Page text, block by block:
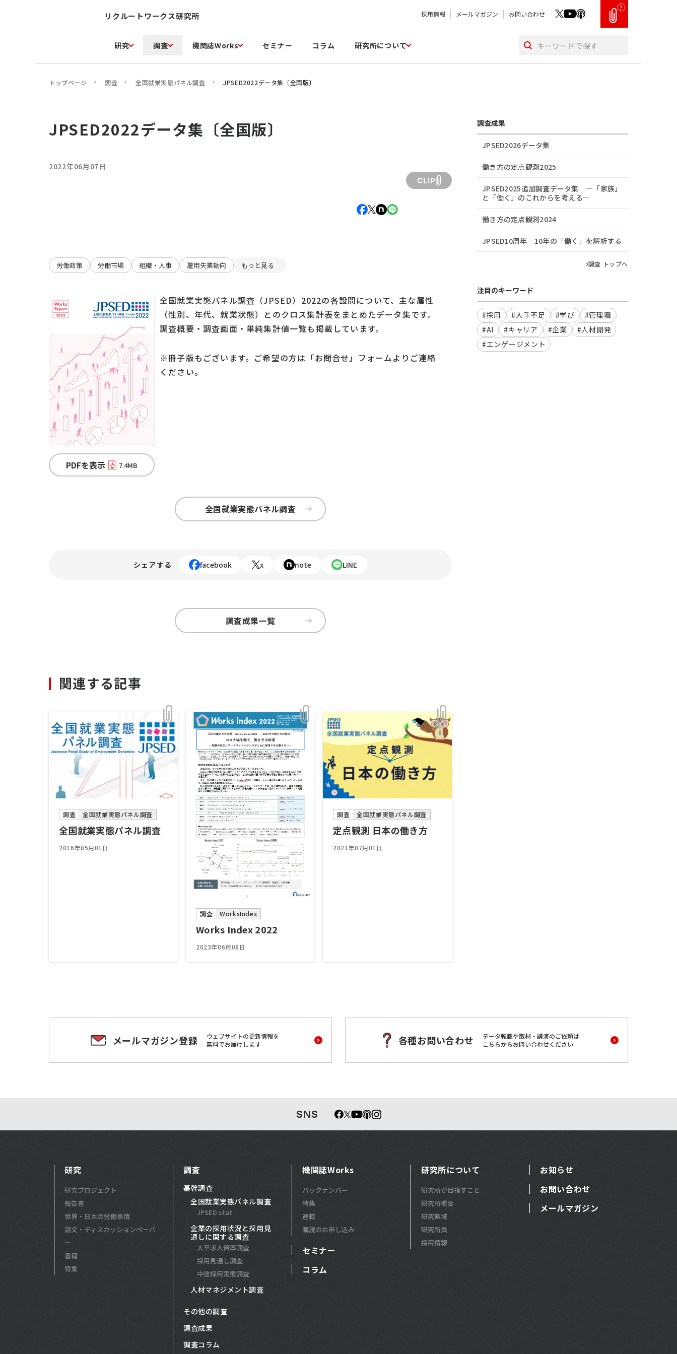
リクルートワークス研究所 採用情報 メールマガジン お問い合わせ
?
研究 調査 機関誌Works セミナー コラム 研究所について
トップページ 調査 全国就業実態パネル調査 JPSED2022データ集〔全国版〕
JPSED2022データ集〔全国版〕
2022年06月07日
CLIP
労働政策 労働市場 組織・人事 雇用失業動向 もっと見る
PDFを表示 7.4MB
全国就業実態パネル調査（JPSED）2022の各設問について、主な属性
（性別、年代、就業状態）とのクロス集計表をまとめたデータ集です。
調査概要・調査画面・単純集計値一覧も掲載しています。
※冊子版もございます。ご希望の方は「お問合せ」フォームよりご連絡
ください。
全国就業実態パネル調査
シェアする facebook x note LINE
調査成果一覧
関連する記事
調査 全国就業実態パネル調査
全国就業実態パネル調査
2016年05月01日
調査 WorksIndex
Works Index 2022
2023年06月08日
調査 全国就業実態パネル調査
定点観測 日本の働き方
2021年07月01日
調査成果
JPSED2026データ集
働き方の定点観測2025
JPSED2025追加調査データ集 ―「家族」
と「働く」のこれからを考える―
働き方の定点観測2024
JPSED10周年 10年の「働く」を解析する
調査 トップへ
注目のキーワード
#採用 #人手不足 #学び
#管理職
#AI
#キャリア #企業
#人材開発
#エンゲージメント
メールマガジン登録
ウェブサイトの更新情報を
無料でお届けします
各種お問い合わせ
データ転載や取材・講演のご依頼は
こちらからお問い合わせください
SNS
研究
研究プロジェクト
報告書
世界・日本の労働事情
論文・ディスカッションペーパ
ー
書籍
特集
調査
基幹調査
全国就業実態パネル調査
JPSED.stat
企業の採用状況と採用見
通しに関する調査
大卒求人倍率調査
採用見通し調査
中途採用実態調査
人材マネジメント調査
その他の調査
調査成果
調査コラム
機関誌Works
バックナンバー
特集
連載
購読のお申し込み
セミナー
コラム
研究所について
研究所が目指すこと
研究所概要
研究領域
研究所員
採用情報
お知らせ
お問い合わせ
メールマガジン